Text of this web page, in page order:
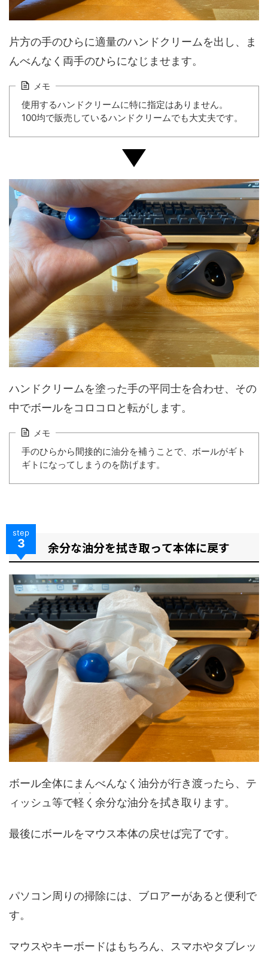
片方の手のひらに適量のハンドクリームを出し、ま
んべんなく両手のひらになじませます。
メモ
使用するハンドクリームに特に指定はありません。
100均で販売しているハンドクリームでも大丈夫です。
ハンドクリームを塗った手の平同士を合わせ、その
中でボールをコロコロと転がします。
メモ
手のひらから間接的に油分を補うことで、ボールがギト
ギトになってしまうのを防げます。
step
3 余分な油分を拭き取って本体に戻す
ボール全体にまんべんなく油分が行き渡ったら、テ
ィッシュ等で軽く
・・
余分な油分を拭き取ります。
最後にボールをマウス本体の戻せば完了です。
パソコン周りの掃除には、ブロアーがあると便利で
す。
マウスやキーボードはもちろん、スマホやタブレッ